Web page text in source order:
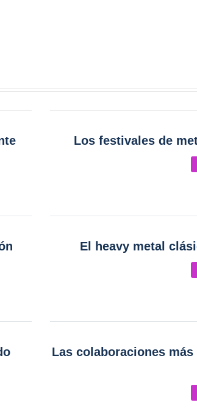
Los festivales de
El heavy metal
Las colaboraciones